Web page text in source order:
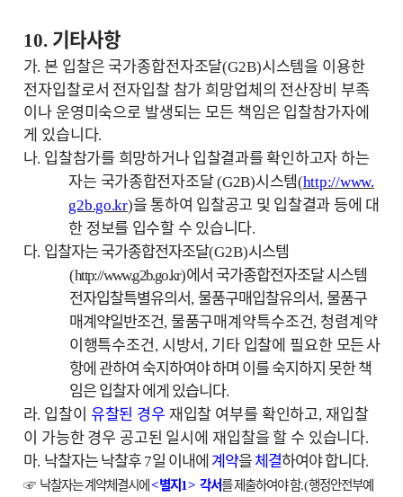
10. 기타사항
가. 본 입찰은 국가종합전자조달(G2B)시스템을 이용한
전자입찰로서 전자입찰 참가 희망업체의 전산장비 부족
이나 운영미숙으로 발생되는 모든 책임은 입찰참가자에
게 있습니다.
나. 입찰참가를 희망하거나 입찰결과를 확인하고자 하는
자는 국가종합전자조달(G2B)시스템(http://www.
g2b.go.kr)을 통하여 입찰공고 및 입찰결과 등에 대
한 정보를 입수할 수 있습니다.
다. 입찰자는 국가종합전자조달(G2B)시스템
(http://www.g2b.go.kr)에서 국가종합전자조달 시스템
전자입찰특별유의서, 물품구매입찰유의서, 물품구
매계약일반조건, 물품구매계약특수조건, 청렴계약
이행특수조건, 시방서, 기타 입찰에 필요한모든 사
항에 관하여 숙지하여야 하며 이를 숙지하지 못한 책
임은 입찰자 에게 있습니다.
라. 입찰이 유찰된 경우 재입찰 여부를 확인하고, 재입찰
이 가능한 경우 공고된 일시에 재입찰을 할 수 있습니다.
마. 낙찰자는 낙찰후 7일 이내에계약을체결하여야 합니다.
☞ 낙찰자는 계약체결시에<별지1>각서를 제출하여야 함.(행정안전부예